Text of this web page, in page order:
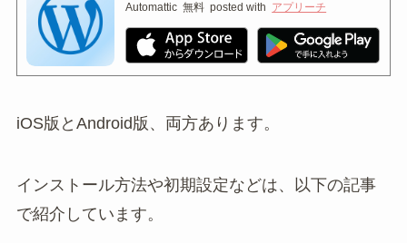
Automattic 無料 posted with アプリーチ
iOS版とAndroid版、両方あります。
インストール方法や初期設定などは、以下の記事
で紹介しています。